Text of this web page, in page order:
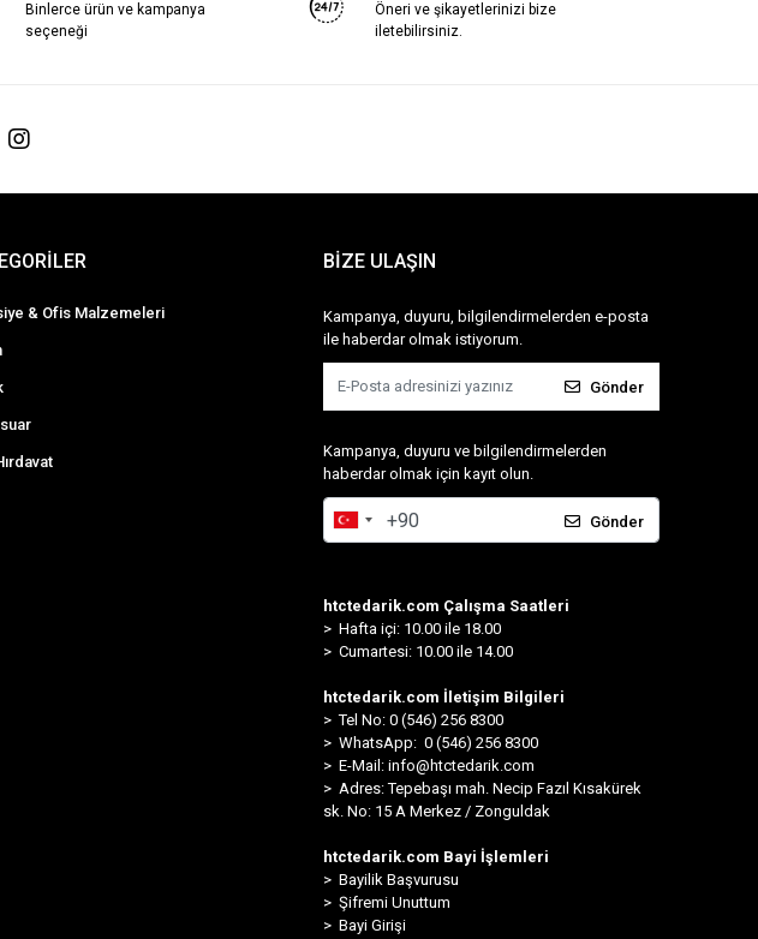
Binlerce ürün ve kampanya
seçeneği
Öneri ve şikayetlerinizi bize
iletebilirsiniz.
& Ofis Malzemeleri
BİZE ULAŞIN
Kampanya, duyuru, bilgilendirmelerden e-posta
ile haberdar olmak istiyorum.
Gönder
Kampanya, duyuru ve bilgilendirmelerden
haberdar olmak için kayıt olun.
Gönder
htctedarik.com Çalışma Saatleri
> Hafta içi: 10.00 ile 18.00
> Cumartesi: 10.00 ile 14.00
htctedarik.com İletişim Bilgileri
> Tel No: 0 (546) 256 8300
> WhatsApp: 0 (546) 256 8300
> E-Mail: info@htctedarik.com
> Adres: Tepebaşı mah. Necip Fazıl Kısakürek
sk. No: 15 A Merkez / Zonguldak
htctedarik.com Bayi İşlemleri
> Bayilik Başvurusu
> Şifremi Unuttum
> Bayi Girişi